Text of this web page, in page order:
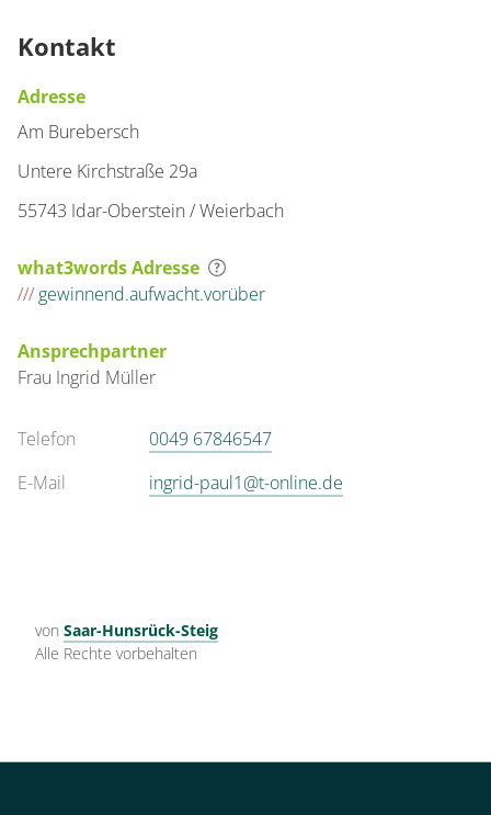
Kontakt
Adresse
Am Burebersch
Untere Kirchstraße 29a
55743 Idar-Oberstein / Weierbach
what3words Adresse
/// gewinnend.aufwacht.vorüber
Ansprechpartner
Frau Ingrid Müller
Telefon
0049 67846547
E-Mail
ingrid-paul1@t-online.de
von Saar-Hunsrück-Steig
Alle Rechte vorbehalten